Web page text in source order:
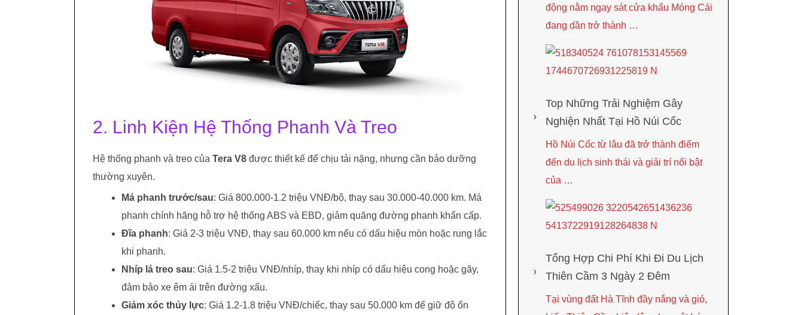
2. Linh Kiện Hệ Thống Phanh Và Treo
Hệ thống phanh và treo của Tera V8 được thiết kế để chịu tải nặng, nhưng cần bảo dưỡng
thường xuyên.
Má phanh trước/sau: Giá 800.000-1.2 triệu VNĐ/bộ, thay sau 30.000-40.000 km. Má
phanh chính hãng hỗ trợ hệ thống ABS và EBD, giảm quãng đường phanh khẩn cấp.
Đĩa phanh: Giá 2-3 triệu VNĐ, thay sau 60.000 km nếu có dấu hiệu mòn hoặc rung lắc
khi phanh.
Nhíp lá treo sau: Giá 1.5-2 triệu VNĐ/nhíp, thay khi nhíp có dấu hiệu cong hoặc gãy,
đảm bảo xe êm ái trên đường xấu.
Giảm xóc thủy lực: Giá 1.2-1.8 triệu VNĐ/chiếc, thay sau 50.000 km để giữ độ ổn
động nằm ngay sát cửa khẩu Móng Cái
đang dần trở thành …
Top Những Trải Nghiệm Gây
Nghiện Nhất Tại Hồ Núi Cốc
Hồ Núi Cốc từ lâu đã trở thành điểm
đến du lịch sinh thái và giải trí nổi bật
của …
Tổng Hợp Chi Phí Khi Đi Du Lịch
Thiên Cầm 3 Ngày 2 Đêm
Tại vùng đất Hà Tĩnh đầy nắng và gió,